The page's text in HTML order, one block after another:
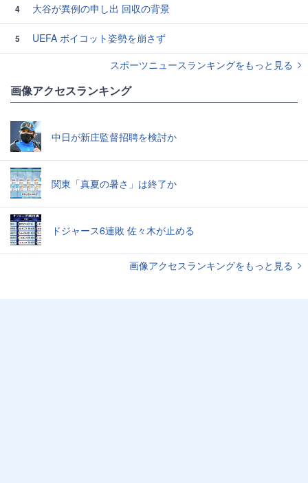
4 大谷が異例の申し出 回収の背景
5
UEFA ボイコット姿勢を崩さず
スポーツニュースランキングをもっと見る
画像アクセスランキング
中日が新庄監督招聘を検討か
関東「真夏の暑さ」は終了か
ドジャース6連敗 佐々木が止める
画像アクセスランキングをもっと見る